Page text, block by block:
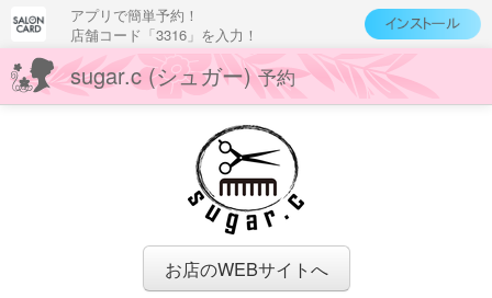
アプリで簡単予約！
店舗コード「3316」を入力！
sugar.c (シュガー)予約
お店のWEBサイトへ